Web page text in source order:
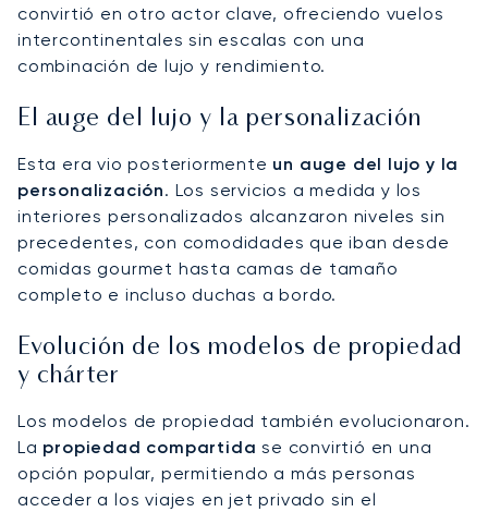
convirtió en otro actor clave, ofreciendo vuelos
intercontinentales sin escalas con una
combinación de lujo y rendimiento.
El auge del lujo y la personalización
Esta era vio posteriormente un auge del lujo y la
personalización. Los servicios a medida y los
interiores personalizados alcanzaron niveles sin
precedentes, con comodidades que iban desde
comidas gourmet hasta camas de tamaño
completo e incluso duchas a bordo.
Evolución de los modelos de propiedad
y chárter
Los modelos de propiedad también evolucionaron.
La propiedad compartida se convirtió en una
opción popular, permitiendo a más personas
acceder a los viajes en jet privado sin el